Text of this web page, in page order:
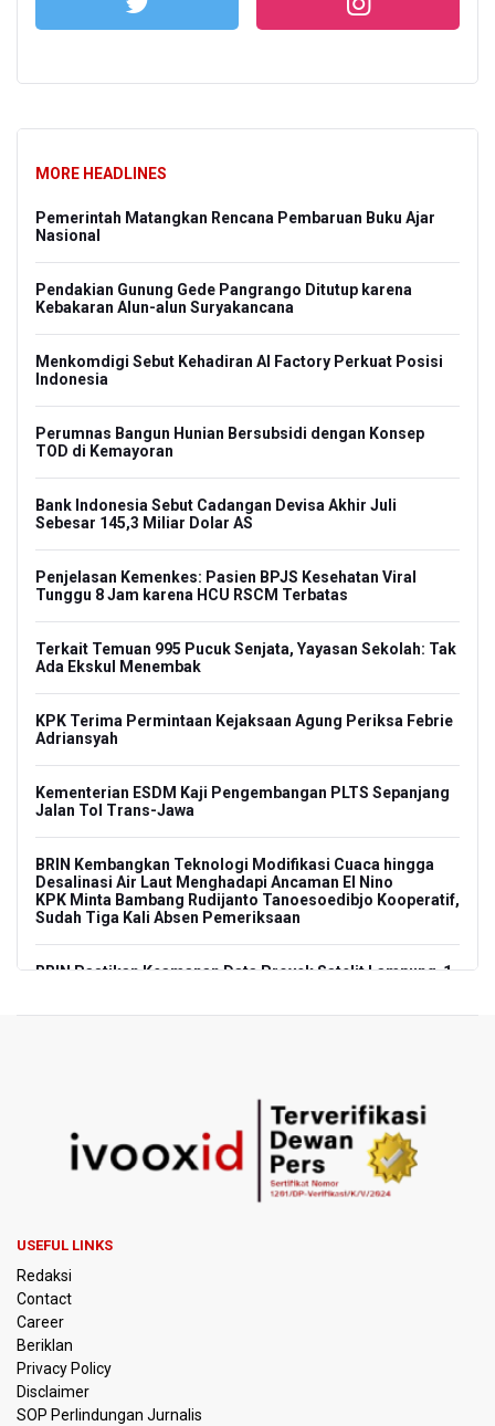
MORE HEADLINES
Pemerintah Matangkan Rencana Pembaruan Buku Ajar
Nasional
Pendakian Gunung Gede Pangrango Ditutup karena
Kebakaran Alun-alun Suryakancana
Menkomdigi Sebut Kehadiran AI Factory Perkuat Posisi
Indonesia
Perumnas Bangun Hunian Bersubsidi dengan Konsep
TOD di Kemayoran
Bank Indonesia Sebut Cadangan Devisa Akhir Juli
Sebesar 145,3 Miliar Dolar AS
Penjelasan Kemenkes: Pasien BPJS Kesehatan Viral
Tunggu 8 Jam karena HCU RSCM Terbatas
Terkait Temuan 995 Pucuk Senjata, Yayasan Sekolah: Tak
Ada Ekskul Menembak
KPK Terima Permintaan Kejaksaan Agung Periksa Febrie
Adriansyah
Kementerian ESDM Kaji Pengembangan PLTS Sepanjang
Jalan Tol Trans-Jawa
BRIN Kembangkan Teknologi Modifikasi Cuaca hingga
Desalinasi Air Laut Menghadapi Ancaman El Nino
KPK Minta Bambang Rudijanto Tanoesoedibjo Kooperatif,
Sudah Tiga Kali Absen Pemeriksaan
BRIN Pastikan Keamanan Data Proyek Satelit Lampung-1
Kuasa Hukum Klaim 995 Airsoft Gun di Sekolah Swasta
Jaksel Berizin, Bantah Kepemilikan Senjata Api dan
Narkoba
Menperin Sebut Insentif Kendaraan Listrik untuk Produk
Lawan Persib Bandung
Dari Literasi Teks ke Literasi Multimodal
USEFUL LINKS
Redaksi
Contact
Career
Beriklan
Privacy Policy
Disclaimer
SOP Perlindungan Jurnalis